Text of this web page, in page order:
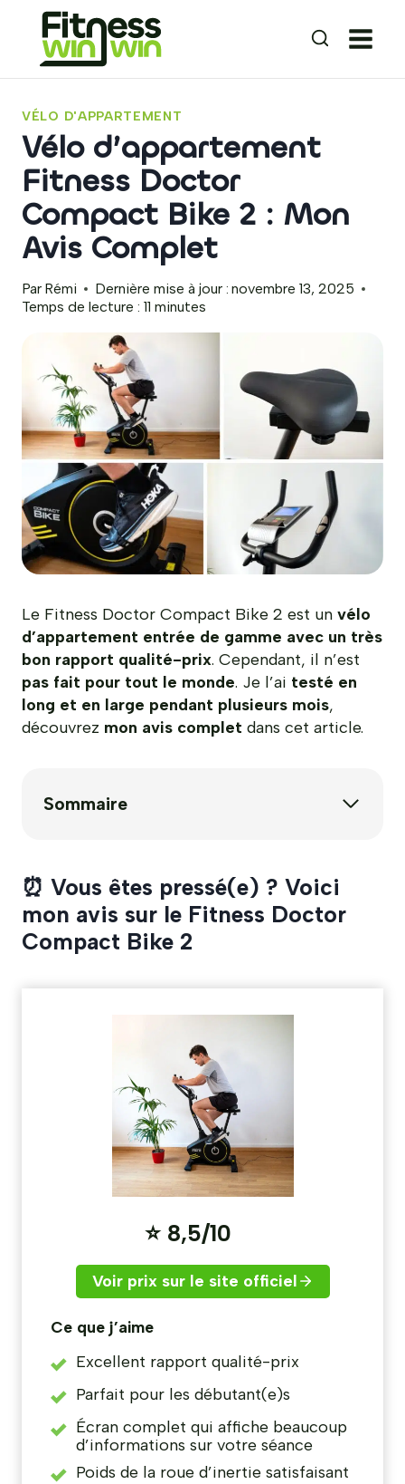
contenu
VÉLO D'APPARTEMENT
Vélo d’appartement
Fitness Doctor
Compact Bike 2 : Mon
Avis Complet
Par Rémi Dernière mise à jour : novembre 13, 2025
Temps de lecture : 11 minutes
Le Fitness Doctor Compact Bike 2 est un vélo
d’appartement entrée de gamme avec un très
bon rapport qualité-prix. Cependant, il n’est
pas fait pour tout le monde. Je l’ai testé en
long et en large pendant plusieurs mois,
découvrez mon avis complet dans cet article.
Sommaire
⏰ Vous êtes pressé(e) ? Voici
mon avis sur le Fitness Doctor
Compact Bike 2
⭐ 8,5/10
Voir prix sur le site officiel
Ce que j’aime
Excellent rapport qualité-prix
Parfait pour les débutant(e)s
Écran complet qui affiche beaucoup
d’informations sur votre séance
Poids de la roue d’inertie satisfaisant